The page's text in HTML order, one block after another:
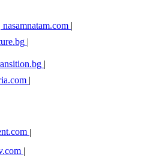
nasamnatam.com |
|
|
|
|
|